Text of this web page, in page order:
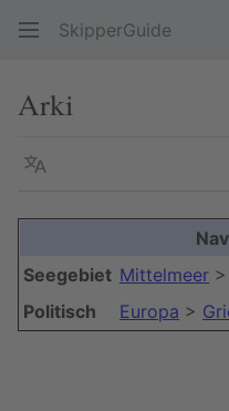
SkipperGuide
Arki
Sprache
Seegebiet Mittelmeer >
Politisch
Europa >